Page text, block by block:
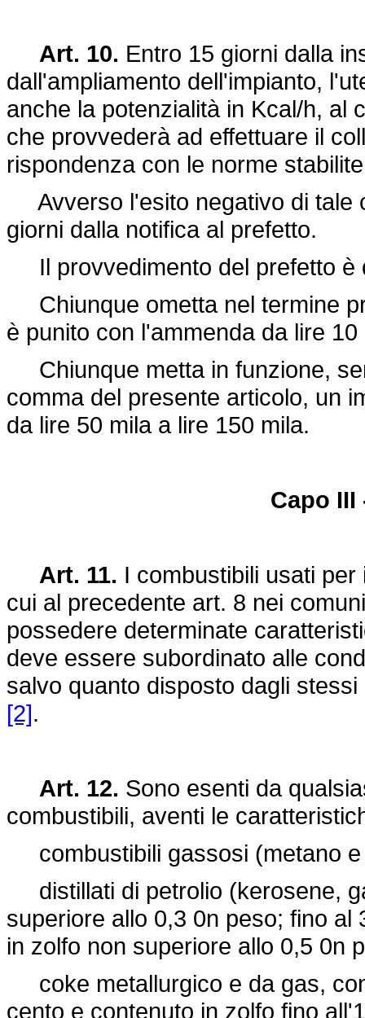
Art. 10. Entro 15 giorni dalla
dall'ampliamento dell'impianto,
anche la potenzialità in Kcal/h, al
che provvederà ad effettuare il
rispondenza con le norme
Avverso l'esito negativo di tale
giorni dalla notifica al prefetto.
Il provvedimento del prefetto è
Chiunque ometta nel termine
è punito con l'ammenda da lire
Chiunque metta in funzione,
comma del presente articolo, un
da lire 50 mila a lire 150 mila.
Capo
Art. 11. I combustibili usati
cui al precedente art. 8 nei
possedere determinate
deve essere subordinato alle
salvo quanto disposto dagli
[2].
Art. 12. Sono esenti da
combustibili, aventi le
combustibili gassosi (metano e
distillati di petrolio (kerosene,
superiore allo 0,3 0n peso; fino
in zolfo non superiore allo 0,5 0n
coke metallurgico e da gas,
cento e contenuto in zolfo fino